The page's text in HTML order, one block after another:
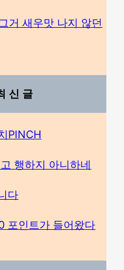
거 새우맛 나지 않던
신글
PINCH
행하지 아니하네
다
포인트가 들어왔다